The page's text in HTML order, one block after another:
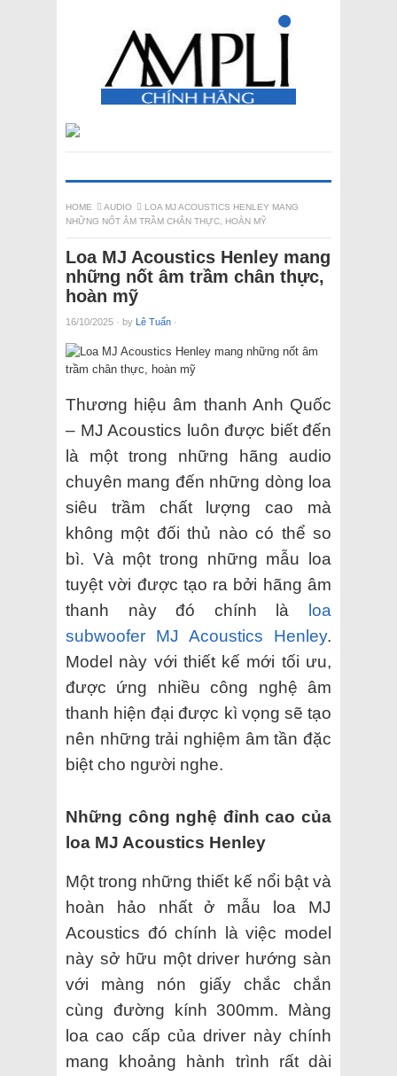
HOME AUDIO
LOA MJ ACOUSTICS HENLEY MANG
NHỮNG NỐT ÂM TRẦM CHÂN THỰC, HOÀN MỸ
Loa MJ Acoustics Henley mang
những nốt âm trầm chân thực,
hoàn mỹ
16/10/2025 · by Lê Tuấn ·
Thương hiệu âm thanh Anh Quốc
– MJ Acoustics luôn được biết đến
là một trong những hãng audio
chuyên mang đến những dòng loa
siêu trầm chất lượng cao mà
không một đối thủ nào có thể so
bì. Và một trong những mẫu loa
tuyệt vời được tạo ra bởi hãng âm
thanh này đó chính là loa
subwoofer MJ Acoustics Henley.
Model này với thiết kế mới tối ưu,
được ứng nhiều công nghệ âm
thanh hiện đại được kì vọng sẽ tạo
nên những trải nghiệm âm tần đặc
biệt cho người nghe.
Những công nghệ đỉnh cao của
loa MJ Acoustics Henley
Một trong những thiết kế nổi bật và
hoàn hảo nhất ở mẫu loa MJ
Acoustics đó chính là việc model
này sở hữu một driver hướng sàn
với màng nón giấy chắc chắn
cùng đường kính 300mm. Màng
loa cao cấp của driver này chính
mang khoảng hành trình rất dài